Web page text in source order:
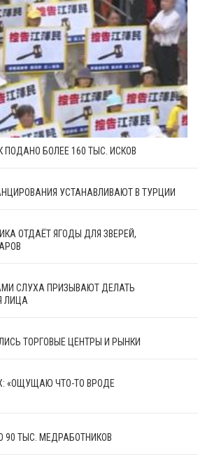
БОЛЕЕ 160 ТЫС. ИСКОВ
УСТАНАВЛИВАЮТ В ТУРЦИИ
ОТДАЁТ ЯГОДЫ ДЛЯ ЗВЕРЕЙ,
СЛУХА ПРИЗЫВАЮТ ДЕЛАТЬ
ЛИЦА
ТОРГОВЫЕ ЦЕНТРЫ И РЫНКИ
«ОЩУЩАЮ ЧТО-ТО ВРОДЕ
90 ТЫС. МЕДРАБОТНИКОВ